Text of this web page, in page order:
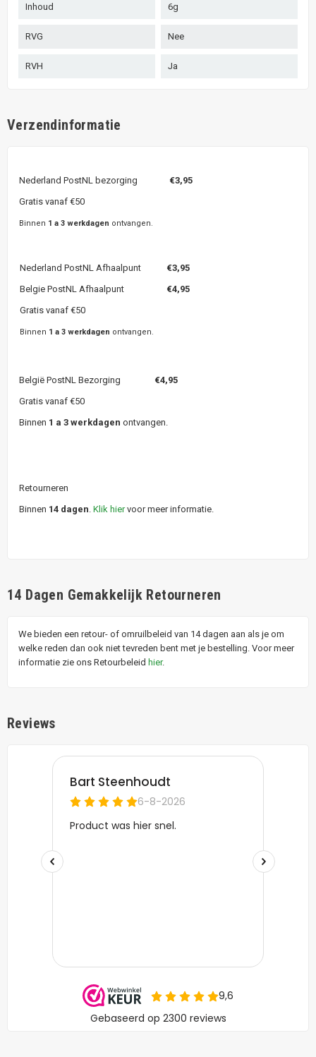
Inhoud 6g
RVG Nee
RVH Ja
Verzendinformatie
Nederland PostNL bezorging €3,95
Gratis vanaf €50
Binnen 1 a 3 werkdagen ontvangen.
Nederland PostNL Afhaalpunt €3,95
Belgie PostNL Afhaalpunt
€4,95
Gratis vanaf €50
Binnen 1 a 3 werkdagen ontvangen.
België PostNL Bezorging €4,95
Gratis vanaf €50
Binnen 1 a 3 werkdagen ontvangen.
Retourneren
Binnen 14 dagen Klik hiervoor meer informatie.
14 Dagen Gemakkelijk Retourneren
We bieden een retour- of omruilbeleid van 14 dagen aan als je om
welke reden dan ook niet tevreden bent met je bestelling. Voor meer
informatie zie ons Retourbeleid hier.
Reviews